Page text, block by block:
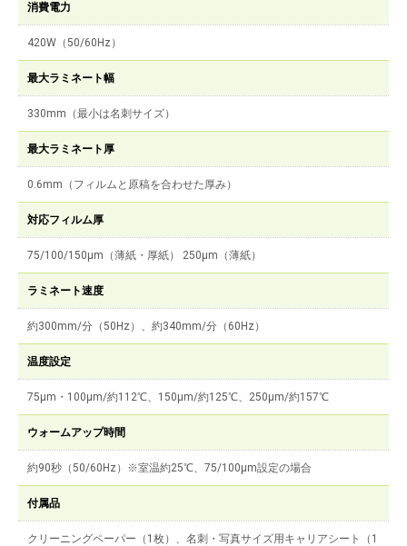
消費電力
420W（50/60Hz）
最大ラミネート幅
330mm（最小は名刺サイズ）
最大ラミネート厚
0.6mm（フィルムと原稿を合わせた厚み）
対応フィルム厚
75/100/150μm（薄紙・厚紙） 250μm（薄紙）
ラミネート速度
約300mm/分（50Hz）、約340mm/分（60Hz）
温度設定
75μm・100μm/約112℃、150μm/約125℃、250μm/約157℃
ウォームアップ時間
約90秒（50/60Hz）※室温約25℃、75/100μm設定の場合
付属品
クリーニングペーパー（1枚）、名刺・写真サイズ用キャリアシート（1